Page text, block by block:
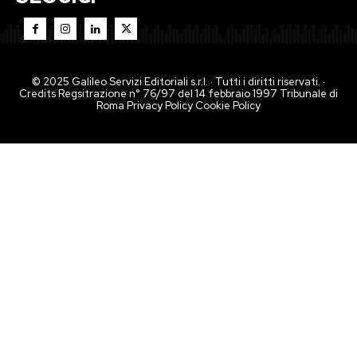
© 2025 Galileo Servizi Editoriali s.r.l. · Tutti i diritti riservati. ·
Credits Regsitrazione n° 76/97 del 14 febbraio 1997 Tribunale di
Roma Privacy PolicyCookie Policy